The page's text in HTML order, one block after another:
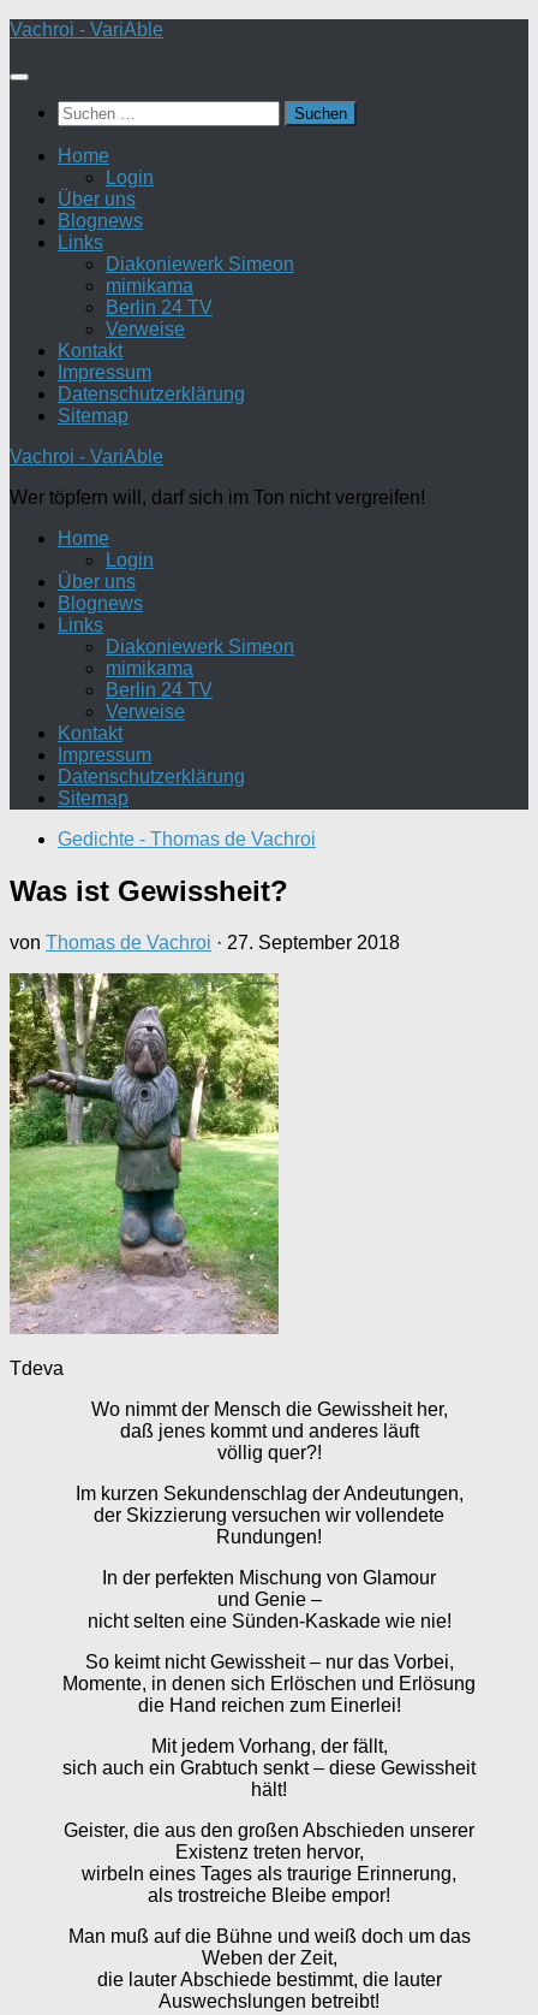
Zum
springen
Vachroi - VariAble
Suchen
nach:
Home
Login
Über uns
Blognews
Links
Diakoniewerk Simeon
mimikama
Berlin 24 TV
Verweise
Kontakt
Impressum
Datenschutzerklärung
Sitemap
Vachroi - VariAble
Wer töpfern will, darf sich im Ton nicht vergreifen!
Home
Login
Über uns
Blognews
Links
Diakoniewerk Simeon
mimikama
Berlin 24 TV
Verweise
Kontakt
Impressum
Datenschutzerklärung
Sitemap
Gedichte - Thomas de Vachroi
Was ist Gewissheit?
von Thomas de Vachroi · 27. September 2018
Tdeva
Wo nimmt der Mensch die Gewissheit her,
daß jenes kommt und anderes läuft
völlig quer?!
Im kurzen Sekundenschlag der Andeutungen,
der Skizzierung versuchen wir vollendete
Rundungen!
In der perfekten Mischung von Glamour
und Genie –
nicht selten eine Sünden-Kaskade wie nie!
So keimt nicht Gewissheit – nur das Vorbei,
Momente, in denen sich Erlöschen und Erlösung
die Hand reichen zum Einerlei!
Mit jedem Vorhang, der fällt,
sich auch ein Grabtuch senkt – diese Gewissheit
hält!
Geister, die aus den großen Abschieden unserer
Existenz treten hervor,
wirbeln eines Tages als traurige Erinnerung,
als trostreiche Bleibe empor!
Man muß auf die Bühne und weiß doch um das
Weben der Zeit,
die lauter Abschiede bestimmt, die lauter
Auswechslungen betreibt!